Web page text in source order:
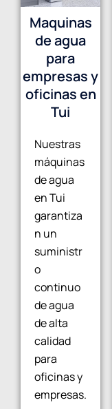
Maquinas
de agua
para
empresas y
oficinas en
Tui
Nuestras
máquinas
de agua
en Tui
garantiza
n un
suministr
o
continuo
de agua
de alta
calidad
para
oficinas y
empresas.